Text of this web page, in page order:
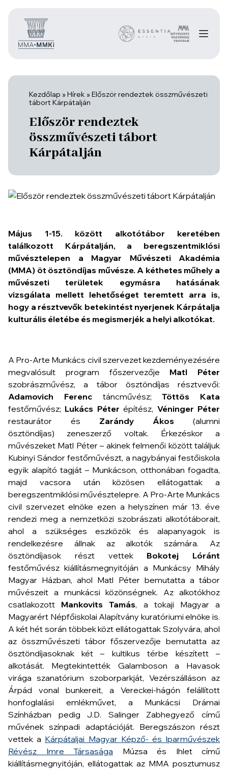
Kezdőlap »Hírek »Először rendeztek összművészeti
tábort Kárpátalján
Először rendeztek
összművészeti tábort
Kárpátalján
Május 1-15. között alkotótábor keretében
találkozott Kárpátalján, a beregszentmiklósi
művésztelepen a Magyar Művészeti Akadémia
(MMA) öt ösztöndíjas művésze. A kéthetes műhely a
művészeti területek egymásra hatásának
vizsgálata mellett lehetőséget teremtett arra is,
hogy a résztvevők betekintést nyerjenek Kárpátalja
kulturális életébe és megismerjék a helyi alkotókat.
A Pro-Arte Munkács civil szervezet kezdeményezésére
megvalósult program főszervezője Matl Péter
szobrászművész, a tábor ösztöndíjas résztvevői:
Adamovich Ferenctáncművész;Töttös Kata
festőművész; Lukács Péter építész, Véninger Péter
restaurátor és Zarándy Ákos (alumni
ösztöndíjas) zeneszerző voltak. Érkezéskor a
művészeket Matl Péter – akinek felmenői között találjuk
Kubinyi Sándor festőművészt, a nagybányai festőiskola
egyik alapító tagját – Munkácson, otthonában fogadta,
majd vacsora után közösen ellátogattak a
beregszentmiklósi művésztelepre. A Pro-Arte Munkács
civil szervezet elnöke ezen a helyszínen már 13. éve
rendezi meg a nemzetközi szobrászati alkotótáborait,
ahol a szükséges eszközök és alapanyagok is
rendelkezésre állnak az alkotók számára. Az
ösztöndíjasok részt vettek Bokotej Lóránt
festőművész kiállításmegnyitóján a Munkácsy Mihály
Magyar Házban, ahol Matl Péter bemutatta a tábor
művészeit a munkácsi közönségnek. Az alkotókhoz
csatlakozott Mankovits Tamás, a tokaji Magyar a
Magyarért Népfőiskolai Alapítvány kuratóriumi elnöke is.
A két hét során többek közt ellátogattak Szolyvára, ahol
az összművészeti tábor főszervezője bemutatta az
ösztöndíjasoknak két – kultikus térbe készített –
alkotását. Megtekintették Galamboson a Havasok
virága szanatórium szoborparkját, Vezérszálláson az
Árpád vonal bunkereit, a Vereckei-hágón felállított
honfoglalási emlékművet, a Munkácsi Drámai
Színházban pedig J.D. Salinger Zabhegyező című
művének színpadi adaptációját. Beregszászon részt
vettek a Kárpátaljai Magyar Képző- és Iparművészek
Révész Imre Társasága
Múzsa és Ihletcímű
kiállításmegnyitóján, ellátogattak az MMA posztumusz